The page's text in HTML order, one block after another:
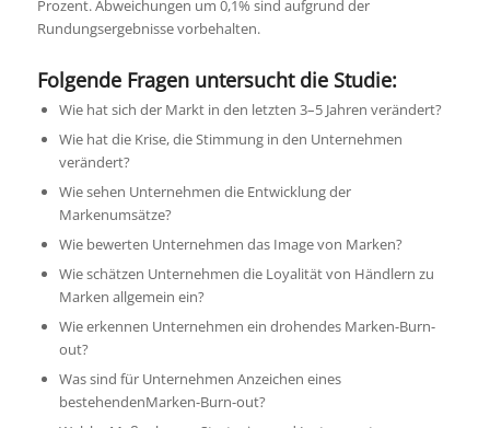
Prozent. Abweichungen um 0,1% sind aufgrund der
Rundungsergebnisse vorbehalten.
Folgende Fragen untersucht die Studie:
Wie hat sich der Markt in den letzten 3–5 Jahren verändert?
Wie hat die Krise, die Stimmung in den Unternehmen
verändert?
Wie sehen Unternehmen die Entwicklung der
Markenumsätze?
Wie bewerten Unternehmen das Image von Marken?
Wie schätzen Unternehmen die Loyalität von Händlern zu
Marken allgemein ein?
Wie erkennen Unternehmen ein drohendes Marken-Burn-
out?
Was sind für Unternehmen Anzeichen eines
bestehendenMarken-Burn-out?